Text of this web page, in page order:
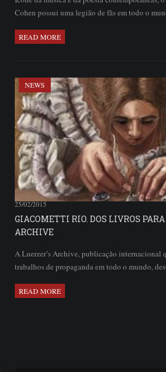
Cohen possui uma legião de fãs em todo o
READ MORE
NEWS
25/02/2015
GIACOMETTI RIO. DOS LIVROS
ARCHIVE
A Luerzer’s Archive, publicação internacional
trabalhos de propaganda em todo o mundo,
READ MORE